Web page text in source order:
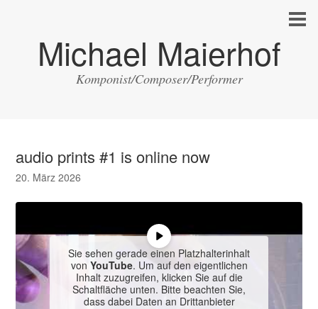
Michael Maierhof
Komponist/Composer/Performer
audio prints #1 is online now
20. März 2026
Sie sehen gerade einen Platzhalterinhalt
von YouTube. Um auf den eigentlichen
Inhalt zuzugreifen, klicken Sie auf die
Schaltfläche unten. Bitte beachten Sie,
dass dabei Daten an Drittanbieter